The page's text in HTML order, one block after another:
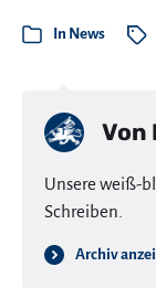
In News
Von
Unsere weiß-
Schreiben.
Archiv